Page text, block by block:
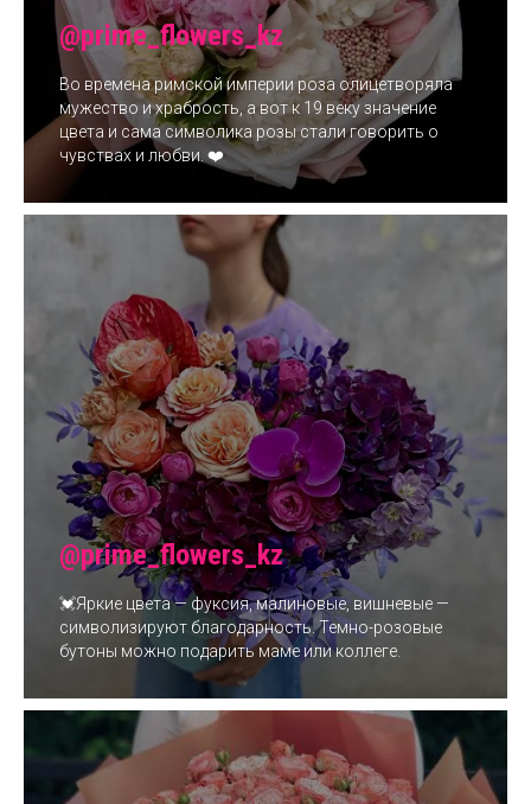
@prime_flowers_kz
Во времена римской империи роза олицетворяла
мужество и храбрость, а вот к 19 веку значение
цвета и сама символика розы стали говорить о
чувствах и любви. ❤️
@prime_flowers_kz
💓Яркие цвета — фуксия, малиновые, вишневые —
символизируют благодарность. Темно-розовые
бутоны можно подарить маме или коллеге.